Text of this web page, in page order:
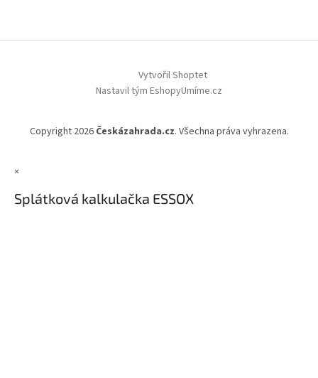
Vytvořil Shoptet
Nastavil tým EshopyUmíme.cz
Copyright 2026 Českázahrada.cz. Všechna práva vyhrazena.
×
Splátková kalkulačka ESSOX